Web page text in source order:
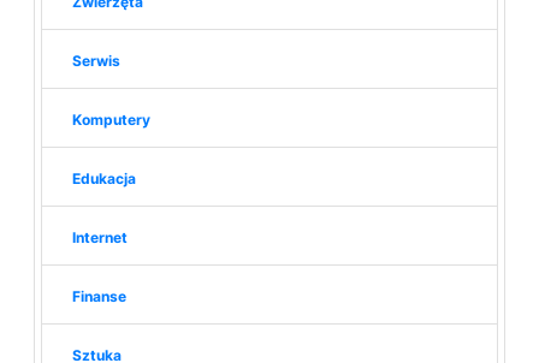
Serwis
Komputery
Edukacja
Internet
Finanse
Sztuka